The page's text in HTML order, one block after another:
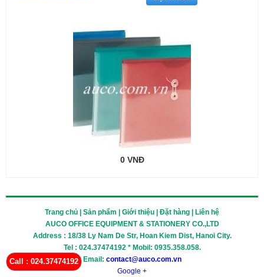
0 VNĐ
Trang chủ | Sản phẩm | Giới thiệu | Đặt hàng | Liên hệ
AUCO OFFICE EQUIPMENT & STATIONERY CO.,LTD
Address : 18/38 Ly Nam De Str, Hoan Kiem Dist, Hanoi City.
Tel : 024.37474192 * Mobil: 0935.358.058.
Email: contact@auco.com.vn
Google +
Call : 024.37474192